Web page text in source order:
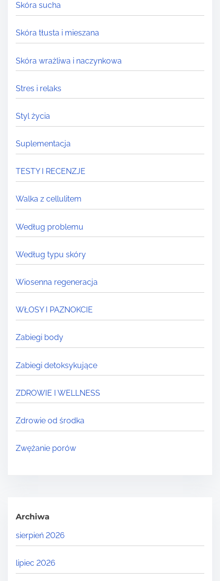
Skóra sucha
Skóra tłusta i mieszana
Skóra wrażliwa i naczynkowa
Stres i relaks
Styl życia
Suplementacja
TESTY I RECENZJE
Walka z cellulitem
Według problemu
Według typu skóry
Wiosenna regeneracja
WŁOSY I PAZNOKCIE
Zabiegi body
Zabiegi detoksykujące
ZDROWIE I WELLNESS
Zdrowie od środka
Zwężanie porów
Archiwa
sierpień 2026
lipiec 2026